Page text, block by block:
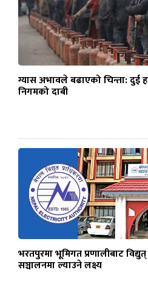
ग्यास अभावले बढाएको चिन्ता: दुई
निगमको दाबी
भरतपुरमा भूमिगत प्रणालीबाट
सञ्चालनमा ल्याउने लक्ष्य